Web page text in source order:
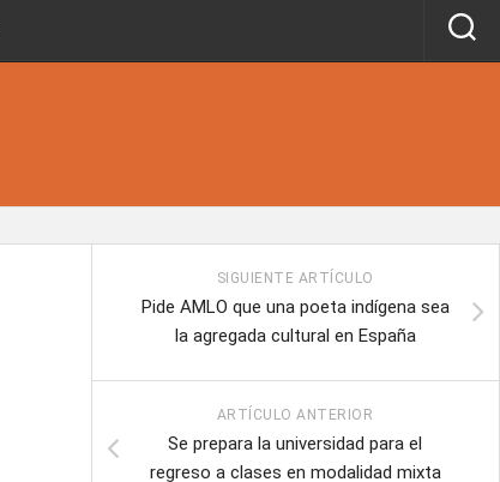
SIGUIENTE ARTÍCULO
Pide AMLO que una poeta indígena sea
la agregada cultural en España
ARTÍCULO ANTERIOR
Se prepara la universidad para el
regreso a clases en modalidad mixta